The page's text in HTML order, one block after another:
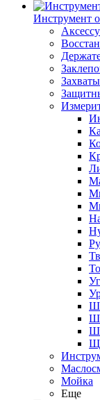
Инструмент
Захваты
Мойка
Еще